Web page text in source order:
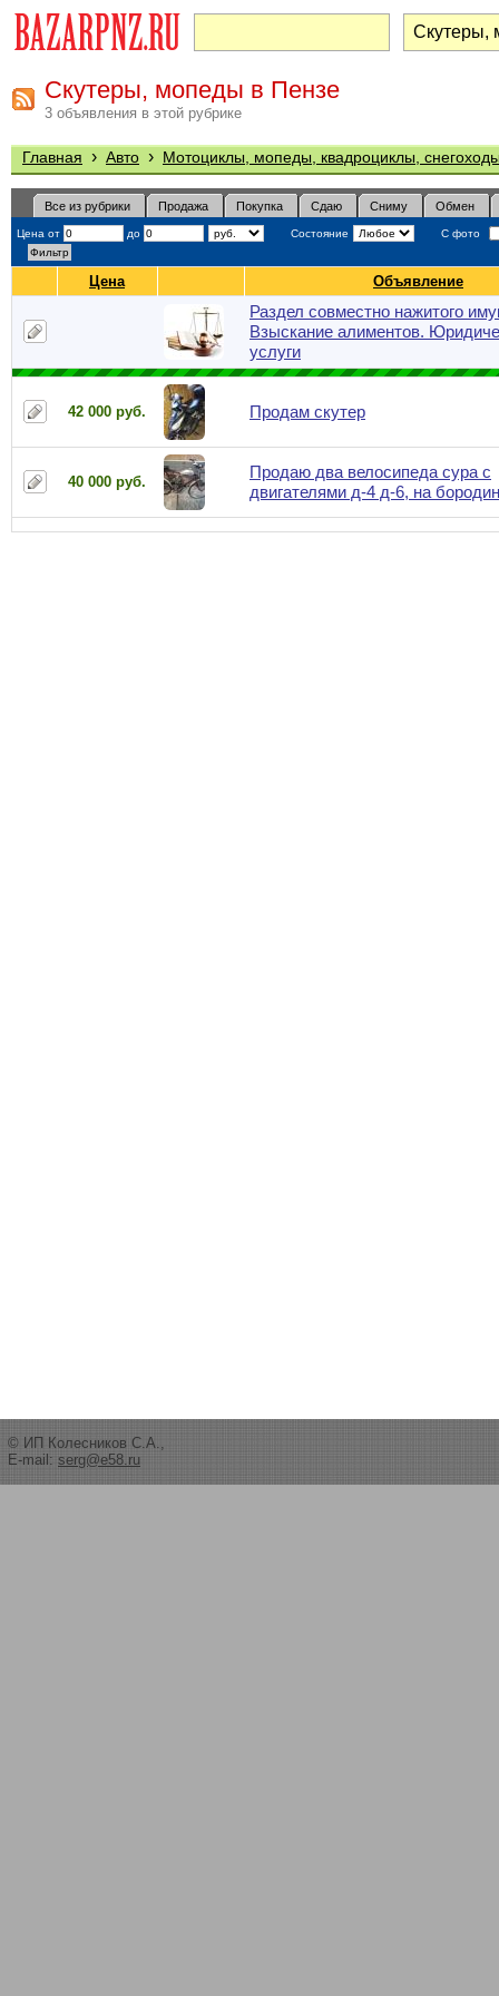
Скутеры, мопеды в Пензе
3 объявления в этой рубрике
Главная › Авто › Мотоциклы, мопеды, квадроциклы,
Все из рубрики Продажа Покупка Сдаю Сниму Обмен
Цена от до Состояние С фото
Цена Объявление
Раздел совместно нажитого
Взыскание алиментов.
услуги
42 000 руб. Продам скутер
40 000 руб.
Продаю два велосипеда сура с
двигателями д-4 д-6, на
© ИП Колесников С.А.,
E-mail: serg@e58.ru